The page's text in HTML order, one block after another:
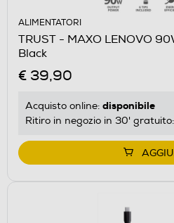
ALIMENTATORI
TRUST - MAXO LENOVO
Black
€ 39,90
Acquisto online: disponibile
Ritiro in negozio in 30' gratuito: